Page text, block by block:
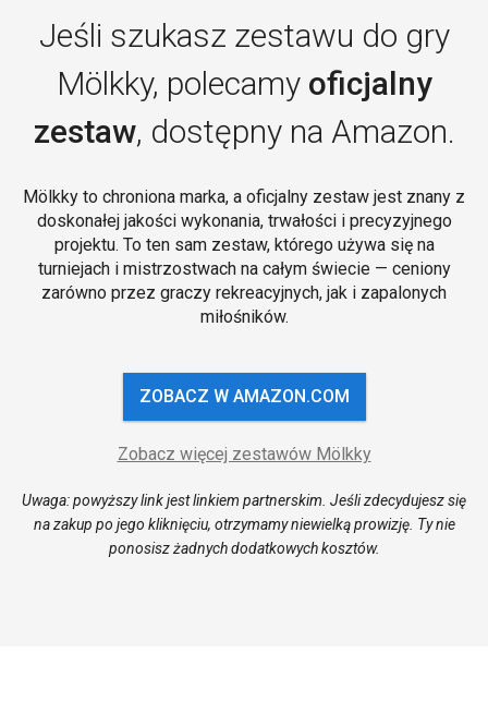
Jeśli szukasz zestawu do gry
Mölkky, polecamy oficjalny
zestaw, dostępny na Amazon.
Mölkky to chroniona marka, a oficjalny zestaw jest znany z
doskonałej jakości wykonania, trwałości i precyzyjnego
projektu. To ten sam zestaw, którego używa się na
turniejach i mistrzostwach na całym świecie — ceniony
zarówno przez graczy rekreacyjnych, jak i zapalonych
miłośników.
ZOBACZ W AMAZON.COM
Zobacz więcej zestawów Mölkky
Uwaga: powyższy link jest linkiem partnerskim. Jeśli zdecydujesz się
na zakup po jego kliknięciu, otrzymamy niewielką prowizję. Ty nie
ponosisz żadnych dodatkowych kosztów.